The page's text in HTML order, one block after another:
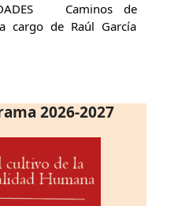
Caminos de
cargo de Raúl García
2026-2027